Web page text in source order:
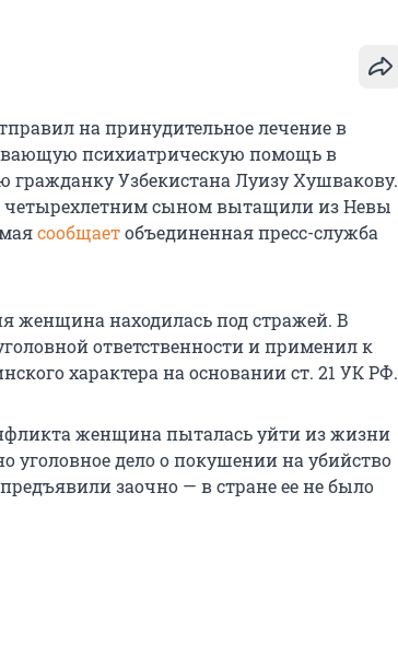
на принудительное лечение в
психиатрическую помощь в
гражданку Узбекистана Луизу Хушвакову.
четырехлетним сыном вытащили из Невы
сообщаетобъединенная пресс-служба
женщина находилась под стражей. В
ответственности и применил к
характера на основании ст. 21 УК РФ.
женщина пыталась уйти из жизни
уголовное дело о покушении на убийство
заочно — в стране ее не было